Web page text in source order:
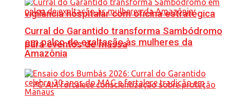
vigilância hospitalar com oficina estratégica
para eventos de massa
Curral do Garantido transforma Sambódromo
em palco de exaltação às mulheres da
Amazônia